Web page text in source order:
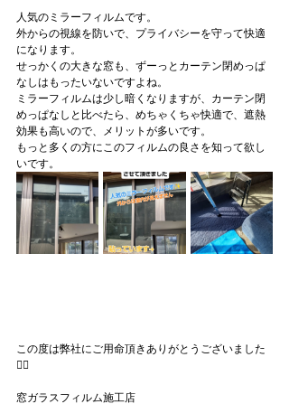
人気のミラーフィルムです。
外からの視線を防いで、プライバシーを守って快適
になります。
せっかくの大きな窓も、ずーっとカーテン閉めっぱ
なしはもったいないですよね。
ミラーフィルムは少し暗くなりますが、カーテン閉
めっぱなしと比べたら、めちゃくちゃ快適で、遮熱
効果も高いので、メリットが多いです。
もっと多くの方にこのフィルムの良さを知って欲し
いです。
この度は弊社にご用命頂きありがとうございました
🙇‍♂
窓ガラスフィルム施工店